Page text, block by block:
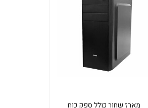
מארז שחור כולל ספק כוח